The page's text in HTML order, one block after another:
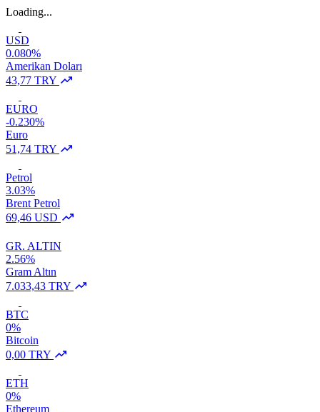
Loading...
USD
0.080%
Amerikan Doları
43,77 TRY
EURO
-0.230%
Euro
51,74 TRY
Petrol
3.03%
Brent Petrol
69,46 USD
GR. ALTIN
2.56%
Gram Altın
7.033,43 TRY
BTC
0%
Bitcoin
0,00 TRY
ETH
0%
Ethereum